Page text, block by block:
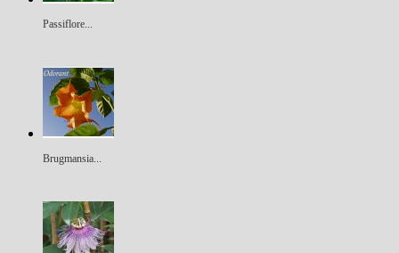
Passiflore...
Brugmansia...